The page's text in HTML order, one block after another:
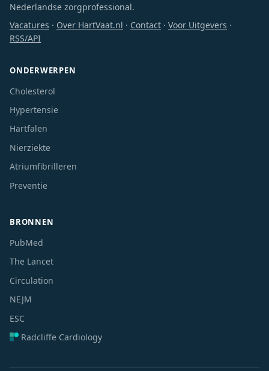
Nederlandse zorgprofessional.
Vacatures · Over HartVaat.nl · Contact · Voor Uitgevers ·
RSS/API
ONDERWERPEN
Cholesterol
Hypertensie
Hartfalen
Nierziekte
Atriumfibrilleren
Preventie
BRONNEN
PubMed
The Lancet
Circulation
NEJM
ESC
Radcliffe Cardiology